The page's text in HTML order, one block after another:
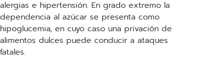
alergias e hipertensión. En grado extremo la
dependencia al azúcar se presenta como
hipoglucemia, en cuyo caso una privación de
alimentos dulces puede conducir a ataques
fatales.